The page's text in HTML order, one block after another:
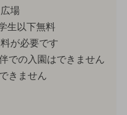
場
生以下無料
が必要です
での入園はできません
きません